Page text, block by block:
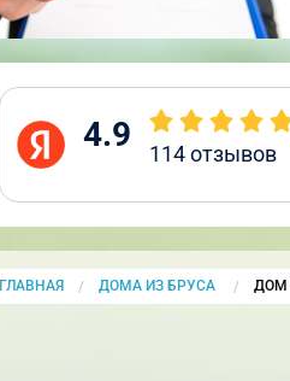
4.9 114отзывов
ГЛАВНАЯ ДОМА ИЗ БРУСА ДОМ